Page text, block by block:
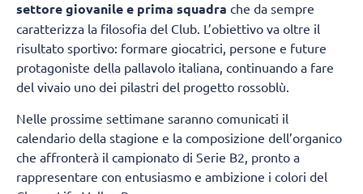
settore giovanile e prima squadra che da sempre
caratterizza la filosofia del Club. L’obiettivo va oltre il
risultato sportivo: formare giocatrici, persone e future
protagoniste della pallavolo italiana, continuando a fare
del vivaio uno dei pilastri del progetto rossoblù.
Nelle prossime settimane saranno comunicati il
calendario della stagione e la composizione dell’organico
che affronterà il campionato di Serie B2, pronto a
rappresentare con entusiasmo e ambizione i colori del